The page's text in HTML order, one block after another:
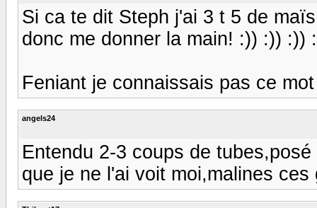
Si ca te dit Steph j'ai 3 t 5 de
donc me donner la main! :)) :)) :))
Feniant je connaissais pas ce
angels24
Entendu 2-3 coups de
que je ne l'ai voit moi,malines ces